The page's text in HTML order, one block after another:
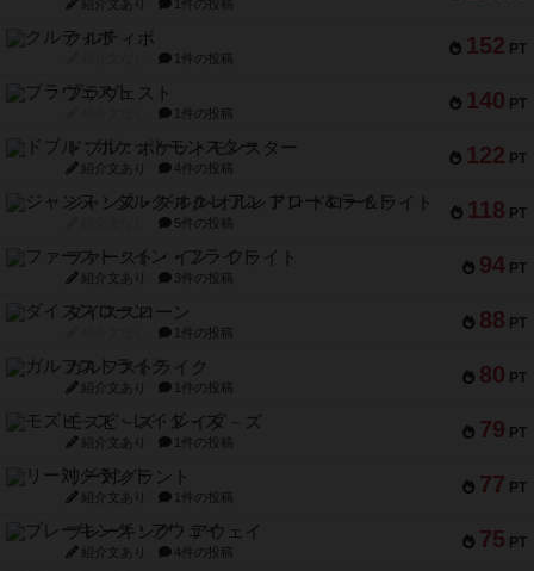
紹介文あり 1件の投稿
152 PT
クルティボ
1件の投稿
140 PT
ブラヴェスト
1件の投稿
122 PT
ドブル：ポケットモンスター
紹介文あり 4件の投稿
118 PT
ジャンヌ・ダルク-オルレアン ドロー＆ライト
5件の投稿
94 PT
ファースト・イン・フライト
紹介文あり 3件の投稿
88 PT
ダイススローン
1件の投稿
80 PT
ガルフストライク
紹介文あり 1件の投稿
79 PT
モズビ－ズ・レイダ－ズ
紹介文あり 1件の投稿
77 PT
リー対グラント
紹介文あり 1件の投稿
75 PT
ブレーキング・アウェイ
紹介文あり 4件の投稿